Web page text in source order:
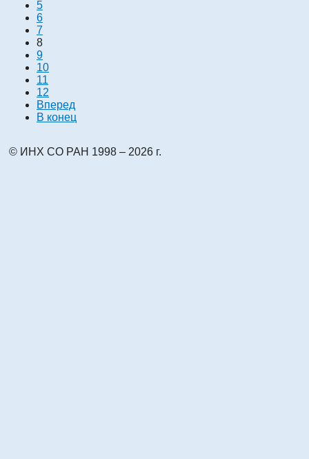
5
6
7
8
9
10
11
12
Вперед
В конец
© ИНХ СО РАН 1998 – 2026 г.